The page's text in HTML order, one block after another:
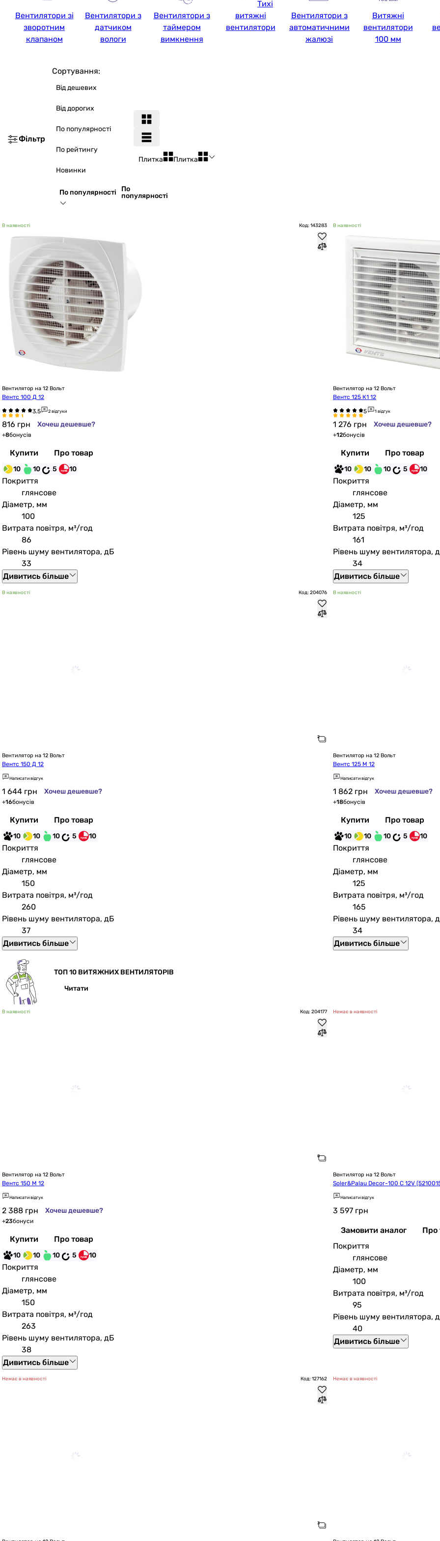
Вентилятори зі
зворотним
клапаном
Вентилятори з
датчиком
вологи
Вентилятори з
таймером
вимкнення
Тихі
витяжні
вентилятори
Вентилятори з
автоматичними
жалюзі
Витяжні
вентилятори
100 мм
Фільтр
Сортування:
Від дешевих
Від дорогих
По популярності
По рейтингу
Новинки
По популярності
По
популярності
Плитка Плитка
В наявності Код: 143283
Вентилятор на 12 Вольт
Вентс 100 Д 12
2 відгуки
816 грн Хочеш дешевше?
+8бонусів
Купити Про товар
10 10 5 10
Покриття
глянсове
Діаметр, мм
100
Витрата повітря, м³/год
86
Рівень шуму вентилятора, дБ
33
Дивитись більше
В наявності
Вентилятор на 12 Вольт
Вентс 125 К1 12
1 відгук
1 276 грн Хочеш дешевше?
+12бонусів
Купити Про товар
10 10 10 5 10
Покриття
глянсове
Діаметр, мм
125
Витрата повітря, м³/год
161
Рівень шуму вентилятора,
34
Дивитись більше
В наявності Код: 204076
Вентилятор на 12 Вольт
Вентс 150 Д 12
Написати відгук
1 644 грн Хочеш дешевше?
+16бонусів
Купити Про товар
10 10 10 5 10
Покриття
глянсове
Діаметр, мм
150
Витрата повітря, м³/год
260
Рівень шуму вентилятора, дБ
37
Дивитись більше
В наявності
Вентилятор на 12 Вольт
Вентс 125 М 12
Написати відгук
1 862 грн Хочеш дешевше?
+18бонусів
Купити Про товар
10 10 10 5 10
Покриття
глянсове
Діаметр, мм
125
Витрата повітря, м³/год
165
Рівень шуму вентилятора,
34
Дивитись більше
ТОП 10 ВИТЯЖНИХ ВЕНТИЛЯТОРІВ
Читати
В наявності Код: 204177
Вентилятор на 12 Вольт
Вентс 150 М 12
Написати відгук
2 388 грн Хочеш дешевше?
+23бонуси
Купити Про товар
10 10 10 5 10
Покриття
глянсове
Діаметр, мм
150
Витрата повітря, м³/год
263
Рівень шуму вентилятора, дБ
38
Дивитись більше
Немає в наявності
Вентилятор на 12 Вольт
Soler&Palau Decor-100 C 12V
Написати відгук
3 597 грн
Замовити аналог
Про
Покриття
глянсове
Діаметр, мм
100
Витрата повітря, м³/год
95
Рівень шуму вентилятора,
40
Дивитись більше
Немає в наявності Код: 127162 Немає в наявності